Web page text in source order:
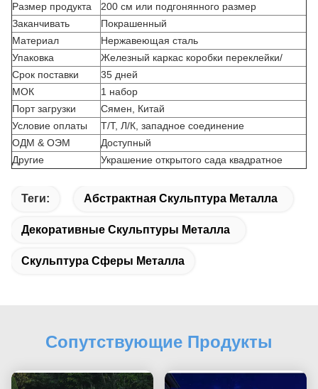
Размер продукта
200 см или подгонянного размер
Заканчивать
Покрашенный
Материал
Нержавеющая сталь
Упаковка
Железный каркас коробки переклейки/
Срок поставки
35 дней
МОК
1 набор
Порт загрузки
Сямен, Китай
Условие оплаты
Т/Т, Л/К, западное соединение
ОДМ & ОЭМ
Доступный
Другие
Украшение открытого сада квадратное
Теги: Абстрактная Скульптура Металла
Декоративные Скульптуры Металла
Скульптура Сферы Металла
Сопутствующие Продукты